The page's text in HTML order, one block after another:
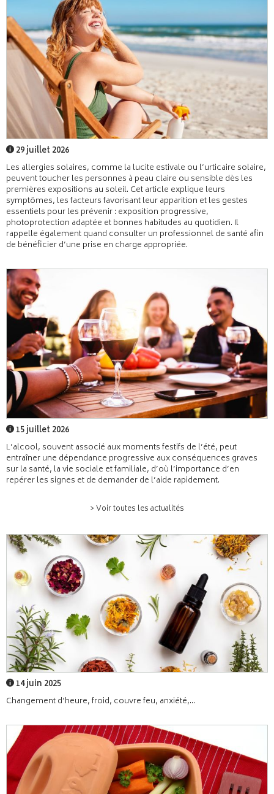
29 juillet 2026
Les allergies solaires, comme la lucite estivale ou l’urticaire solaire,
peuvent toucher les personnes à peau claire ou sensible dès les
premières expositions au soleil. Cet article explique leurs
symptômes, les facteurs favorisant leur apparition et les gestes
essentiels pour les prévenir : exposition progressive,
photoprotection adaptée et bonnes habitudes au quotidien. Il
rappelle également quand consulter un professionnel de santé afin
de bénéficier d’une prise en charge appropriée.
15 juillet 2026
L’alcool, souvent associé aux moments festifs de l’été, peut
entraîner une dépendance progressive aux conséquences graves
sur la santé, la vie sociale et familiale, d’où l’importance d’en
repérer les signes et de demander de l’aide rapidement.
> Voir toutes les actualités
14 juin 2025
Changement d’heure, froid, couvre feu, anxiété,...